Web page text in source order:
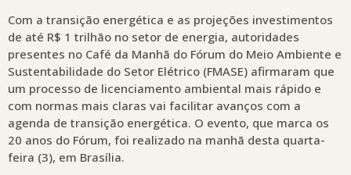
Com a transição energética e as projeções investimentos
de até R$ 1 trilhão no setor de energia, autoridades
presentes no Café da Manhã do Fórum do Meio Ambiente e
Sustentabilidade do Setor Elétrico (FMASE) afirmaram que
um processo de licenciamento ambiental mais rápido e
com normas mais claras vai facilitar avanços com a
agenda de transição energética. O evento, que marca os
20 anos do Fórum, foi realizado na manhã desta quarta-
feira (3), em Brasília.